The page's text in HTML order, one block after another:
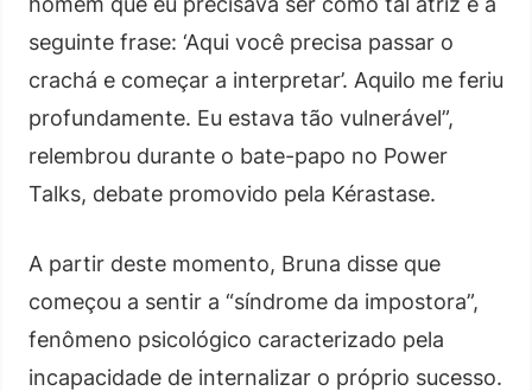
seguinte frase: ‘Aqui você precisa passar o
crachá e começar a interpretar’. Aquilo me feriu
profundamente. Eu estava tão vulnerável”,
relembrou durante o bate-papo no Power
Talks, debate promovido pela Kérastase.
A partir deste momento, Bruna disse que
começou a sentir a “síndrome da impostora”,
fenômeno psicológico caracterizado pela
incapacidade de internalizar o próprio sucesso.